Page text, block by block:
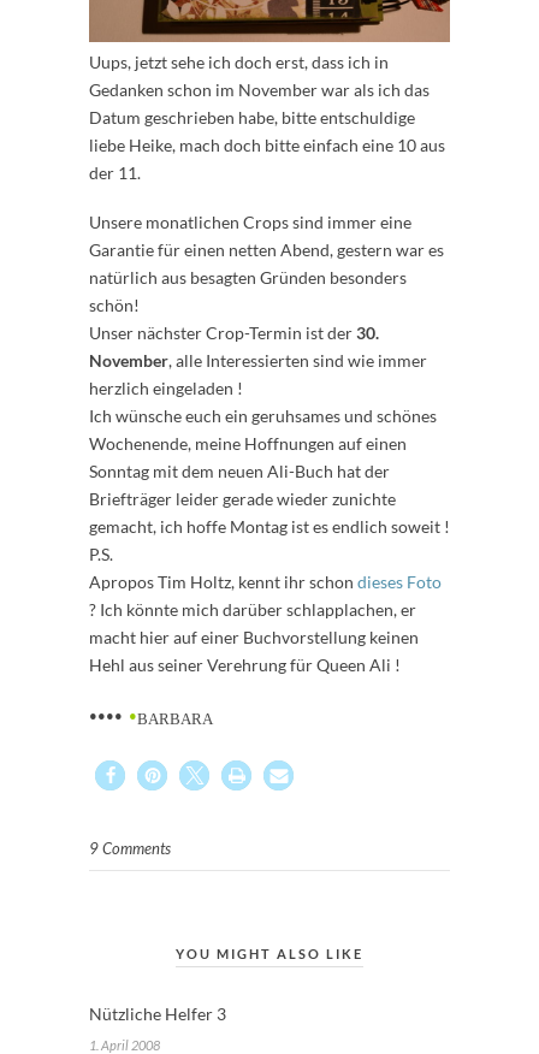
Uups, jetzt sehe ich doch erst, dass ich in
Gedanken schon im November war als ich das
Datum geschrieben habe, bitte entschuldige
liebe Heike, mach doch bitte einfach eine 10 aus
der 11.
Unsere monatlichen Crops sind immer eine
Garantie für einen netten Abend, gestern war es
natürlich aus besagten Gründen besonders
schön!
Unser nächster Crop-Termin ist der30.
November, alle Interessierten sind wie immer
herzlich eingeladen !
Ich wünsche euch ein geruhsames und schönes
Wochenende, meine Hoffnungen auf einen
Sonntag mit dem neuen Ali-Buch hat der
Briefträger leider gerade wieder zunichte
gemacht, ich hoffe Montag ist es endlich soweit !
P.S.
Apropos Tim Holtz, kennt ihr schon dieses Foto
? Ich könnte mich darüber schlapplachen, er
macht hier auf einer Buchvorstellung keinen
Hehl aus seiner Verehrung für Queen Ali !
•••• •BARBARA
9 Comments
YOU MIGHT ALSO LIKE
Nützliche Helfer 3
1. April 2008